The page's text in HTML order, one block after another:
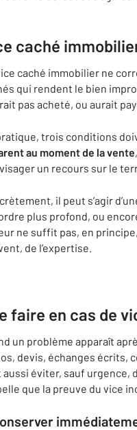
caché
caché immobilier ne
qui rendent le bien
pas acheté, ou aurait
trois conditions
au moment de la vente,
un recours sur le
il peut s’agir
plus profond, ou
ne suffit pas, en
de l’expertise.
faire en cas de
un problème apparaît
devis, échanges écrits,
aussi éviter, sauf urgence,
que la preuve du vice